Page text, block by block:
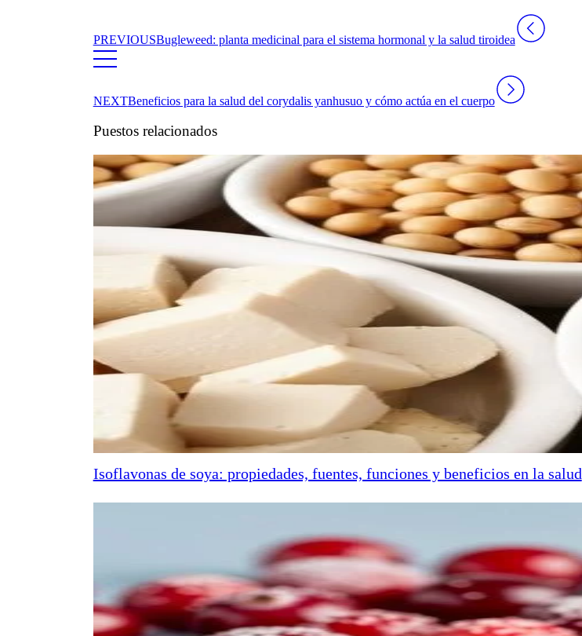
PREVIOUSBugleweed: planta medicinal para el sistema hormonal y la salud tiroidea
NEXTBeneficios para la salud del corydalis yanhusuo y cómo actúa en el cuerpo
Puestos relacionados
Isoflavonas de soya: propiedades, fuentes, funciones y beneficios en la salud